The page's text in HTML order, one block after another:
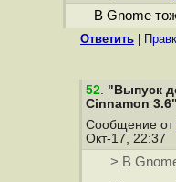
В Gnome
Ответить
52. "Выпуск
Cinnamon 3.6"
Сообщение от
Окт-17, 22:37
> В